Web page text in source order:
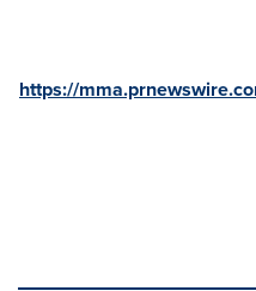
https://